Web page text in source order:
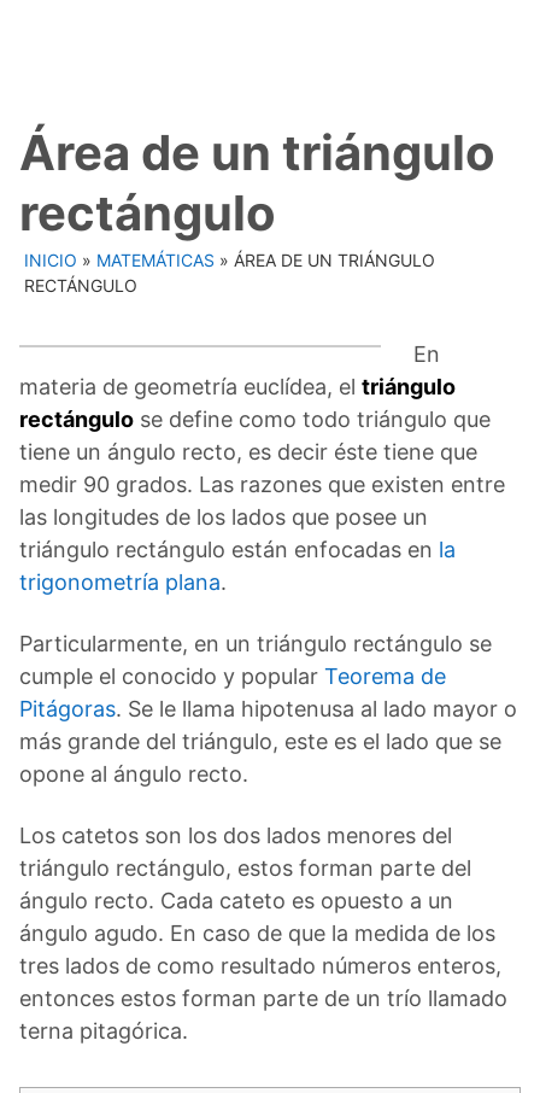
Área de un triángulo
rectángulo
INICIO » MATEMÁTICAS » ÁREA DE UN TRIÁNGULO
RECTÁNGULO
En
materia de geometría euclídea, el triángulo
rectángulo se define como todo triángulo que
tiene un ángulo recto, es decir éste tiene que
medir 90 grados. Las razones que existen entre
las longitudes de los lados que posee un
triángulo rectángulo están enfocadas en la
trigonometría plana.
Particularmente, en un triángulo rectángulo se
cumple el conocido y popular Teorema de
Pitágoras. Se le llama hipotenusa al lado mayor o
más grande del triángulo, este es el lado que se
opone al ángulo recto.
Los catetos son los dos lados menores del
triángulo rectángulo, estos forman parte del
ángulo recto. Cada cateto es opuesto a un
ángulo agudo. En caso de que la medida de los
tres lados de como resultado números enteros,
entonces estos forman parte de un trío llamado
terna pitagórica.